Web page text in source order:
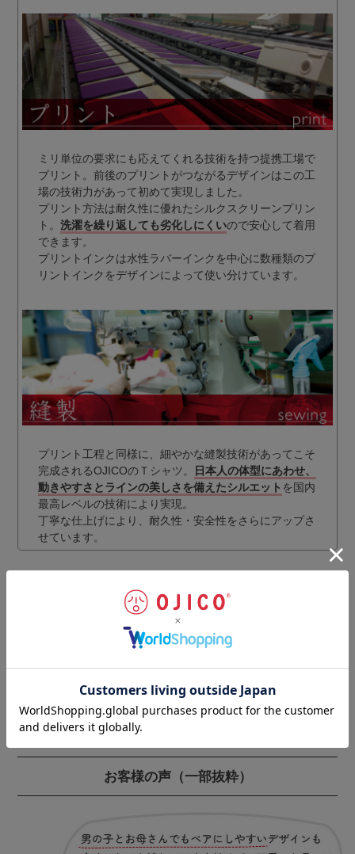
ミリ単位の要求にも応えてくれる技術を持つ提携工場で
プリント。前後のプリントがつながるデザインはこの工
場の技術力があって初めて実現しました。
プリント方法は耐久性に優れたシルクスクリーンプリン
ト。 洗濯を繰り返しても劣化しにくいので安心して着用
できます。
プリントインクは水性ラバーインクを中心に数種類のプ
リントインクをデザインによって使い分けています。
プリント工程と同様に、細やかな縫製技術があってこそ
完成されるOJICOのＴシャツ。
日本人の体型にあわせ、
動きやすさとラインの美しさを備えたシルエット を国内
最高レベルの技術により実現。
丁寧な仕上げにより、耐久性・安全性をさらにアップさ
せています。
お客様の声（一部抜粋）